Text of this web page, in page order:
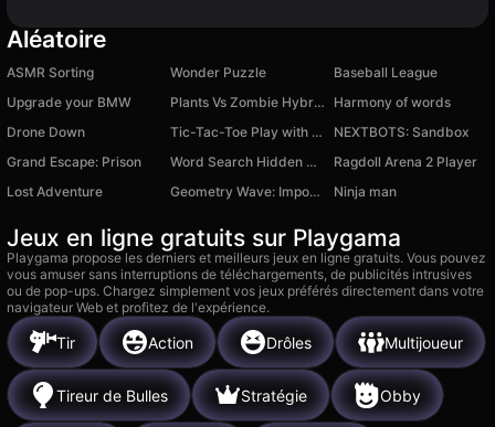
Aléatoire
ASMR Sorting Wonder Puzzle
Baseball League
Upgrade your BMW
Plants Vs Zombie Hybrid Story Mod
Harmony of words
Drone Down
Tic-Tac-Toe Play with Friends Online
NEXTBOTS: Sandbox
Grand Escape: Prison
Word Search Hidden Words
Ragdoll Arena 2 Player
Lost Adventure
Geometry Wave: Impossible Challenge! Ninja man
Jeux en ligne gratuits sur Playgama
Playgama propose les derniers et meilleurs jeux en ligne gratuits. Vous pouvez
vous amuser sans interruptions de téléchargements, de publicités intrusives
ou de pop-ups. Chargez simplement vos jeux préférés directement dans votre
navigateur Web et profitez de l'expérience.
Tir Action Drôles Multijoueur
Tireur de Bulles Stratégie Obby